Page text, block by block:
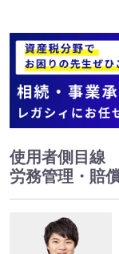
使用者側目線
労務管理・賠